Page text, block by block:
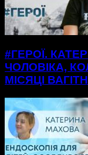
#ГЕРОЇ.
ЧОЛОВІКА,
МІСЯЦІ